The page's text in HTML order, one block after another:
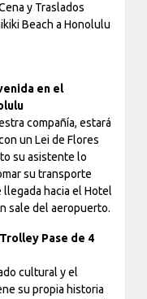
y Traslados
Beach a Honolulu
en el
compañía, estará
un Lei de Flores
su asistente lo
su transporte
llegada hacia el Hotel
sale del aeropuerto.
Pase de 4
cultural y el
su propia historia